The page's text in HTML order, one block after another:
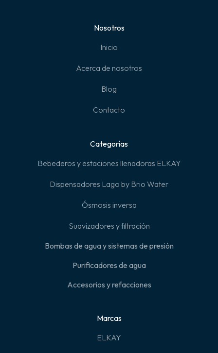
Nosotros
Inicio
Acerca de nosotros
Blog
Contacto
Marcas
ELKAY
Categorías
Bebederos y estaciones llenadoras ELKAY
Dispensadores Lago by Brio Water
Ósmosis inversa
Suavizadores y filtración
Bombas de agua y sistemas de presión
Purificadores de agua
Accesorios y refacciones